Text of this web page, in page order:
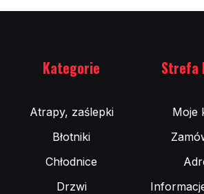
Kategorie
Atrapy, zaślepki
Błotniki
Chłodnice
Drzwi
Strefa
Moje